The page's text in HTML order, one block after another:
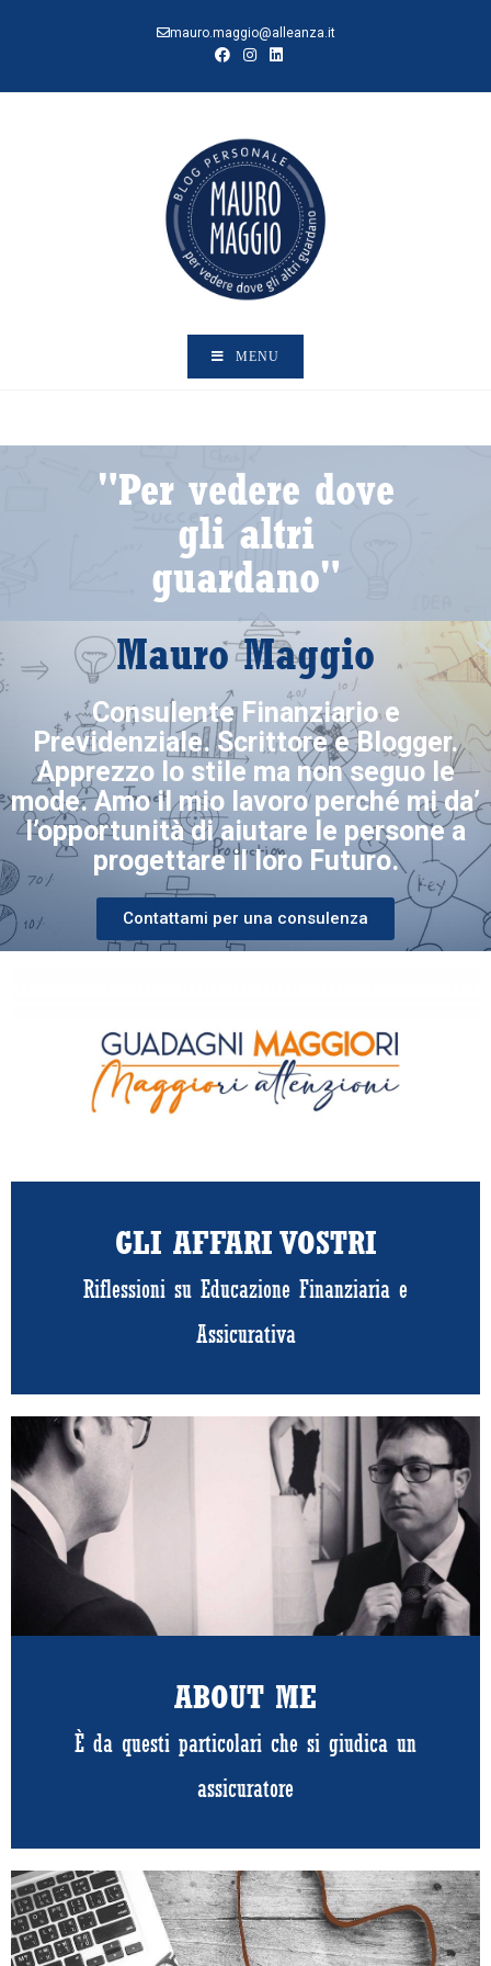
mauro.maggio@alleanza.it
MENU
"Per vedere dove
gli altri
guardano"
Mauro Maggio
Consulente Finanziario e
Previdenziale. Scrittore e Blogger.
Apprezzo lo stile ma non seguo le
mode. Amo il mio lavoro perché mi da’
l’opportunità di aiutare le persone a
progettare il loro Futuro.
Contattami per una consulenza
GLI AFFARI VOSTRI
Riflessioni su Educazione Finanziaria e
Assicurativa
ABOUT ME
È da questi particolari che si giudica un
assicuratore